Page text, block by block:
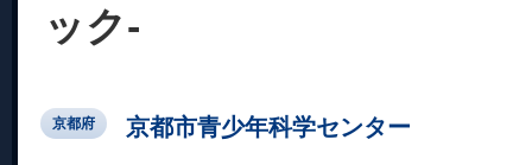
ック-
京都府 京都市青少年科学センター